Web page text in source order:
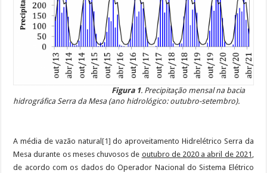
Figura 1. Precipitação mensal na bacia
hidrográfica Serra da Mesa (ano hidrológico: outubro-setembro).
A média de vazão natural [1] do aproveitamento Hidrelétrico Serra da
Mesa durante os meses chuvosos de outubro de 2020 a abril de 2021 ,
de acordo com os dados do Operador Nacional do Sistema Elétrico